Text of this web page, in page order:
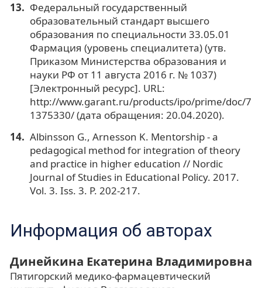
Федеральный государственный
образовательный стандарт высшего
образования по специальности 33.05.01
Фармация (уровень специалитета) (утв.
Приказом Министерства образования и
науки РФ от 11 августа 2016 г. № 1037)
[Электронный ресурс]. URL:
http://www.garant.ru/products/ipo/prime/doc/7
1375330/ (дата обращения: 20.04.2020).
Albinsson G., Arnesson K. Mentorship - a
pedagogical method for integration of theory
and practice in higher education // Nordic
Journal of Studies in Educational Policy. 2017.
Vol. 3. Iss. 3. P. 202-217.
Информация об авторах
Динейкина Екатерина Владимировна
Пятигорский медико-фармацевтический